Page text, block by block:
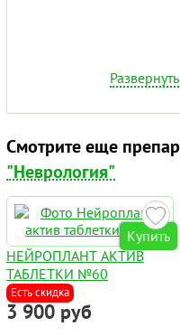
Смотрите еще
"Неврология"
Купить
НЕЙРОПЛАНТ АКТИВ
ТАБЛЕТКИ №60
Есть скидка
3 900 руб